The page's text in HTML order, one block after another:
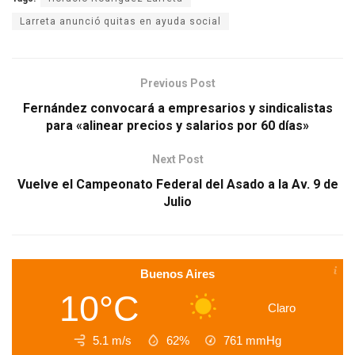
Larreta anunció quitas en ayuda social
Previous Post
Fernández convocará a empresarios y sindicalistas
para «alinear precios y salarios por 60 días»
Next Post
Vuelve el Campeonato Federal del Asado a la Av. 9 de
Julio
Buenos Aires
10°C Claro
5.1 m/s 62% 761 mmHg